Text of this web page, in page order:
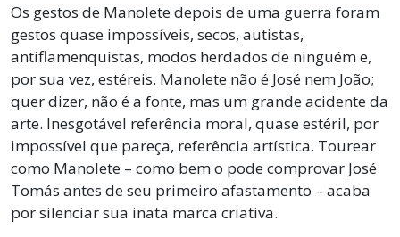
Os gestos de Manolete depois de uma guerra foram
gestos quase impossíveis, secos, autistas,
antiflamenquistas, modos herdados de ninguém e,
por sua vez, estéreis. Manolete não é José nem João;
quer dizer, não é a fonte, mas um grande acidente da
arte. Inesgotável referência moral, quase estéril, por
impossível que pareça, referência artística. Tourear
como Manolete – como bem o pode comprovar José
Tomás antes de seu primeiro afastamento – acaba
por silenciar sua inata marca criativa.